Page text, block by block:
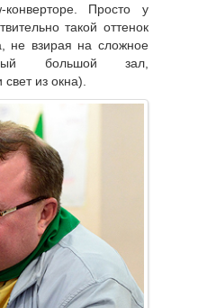
Просто у
такой оттенок
не взирая на сложное
большой зал,
из окна).